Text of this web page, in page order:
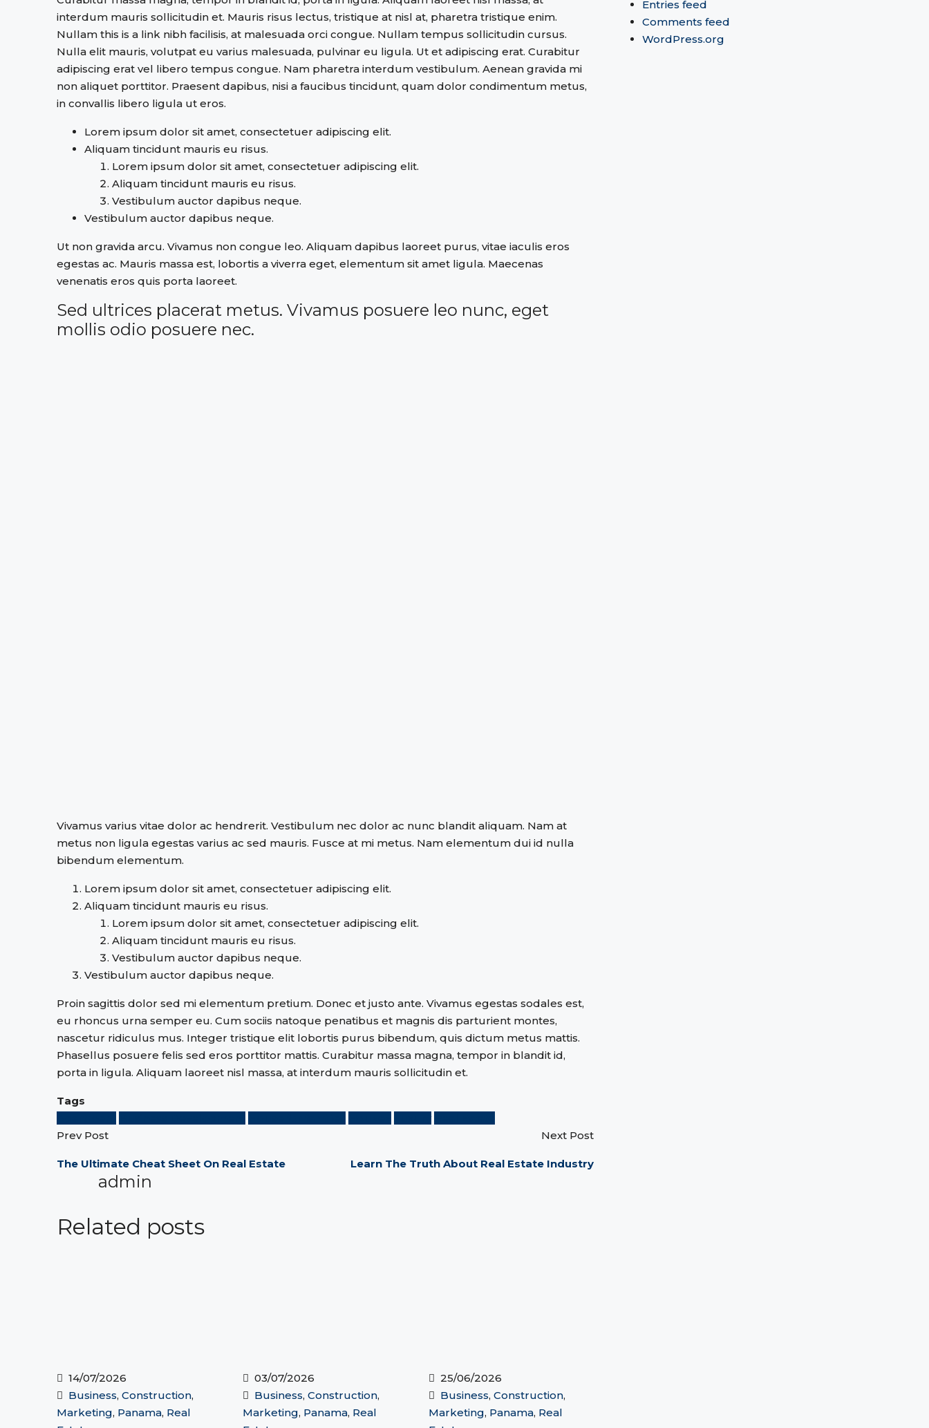
interdum mauris sollicitudin et. Mauris risus lectus, tristique at nisl at, pharetra tristique enim.
Nullam this is a link nibh facilisis, at malesuada orci congue. Nullam tempus sollicitudin cursus.
Nulla elit mauris, volutpat eu varius malesuada, pulvinar eu ligula. Ut et adipiscing erat. Curabitur
adipiscing erat vel libero tempus congue. Nam pharetra interdum vestibulum. Aenean gravida mi
non aliquet porttitor. Praesent dapibus, nisi a faucibus tincidunt, quam dolor condimentum metus,
in convallis libero ligula ut eros.
Lorem ipsum dolor sit amet, consectetuer adipiscing elit.
Aliquam tincidunt mauris eu risus.
Lorem ipsum dolor sit amet, consectetuer adipiscing elit.
Aliquam tincidunt mauris eu risus.
Vestibulum auctor dapibus neque.
Vestibulum auctor dapibus neque.
Ut non gravida arcu. Vivamus non congue leo. Aliquam dapibus laoreet purus, vitae iaculis eros
egestas ac. Mauris massa est, lobortis a viverra eget, elementum sit amet ligula. Maecenas
venenatis eros quis porta laoreet.
Sed ultrices placerat metus. Vivamus posuere leo nunc, eget
mollis odio posuere nec.
Vivamus varius vitae dolor ac hendrerit. Vestibulum nec dolor ac nunc blandit aliquam. Nam at
metus non ligula egestas varius ac sed mauris. Fusce at mi metus. Nam elementum dui id nulla
bibendum elementum.
Lorem ipsum dolor sit amet, consectetuer adipiscing elit.
Aliquam tincidunt mauris eu risus.
Lorem ipsum dolor sit amet, consectetuer adipiscing elit.
Aliquam tincidunt mauris eu risus.
Vestibulum auctor dapibus neque.
Vestibulum auctor dapibus neque.
Proin sagittis dolor sed mi elementum pretium. Donec et justo ante. Vivamus egestas sodales est,
eu rhoncus urna semper eu. Cum sociis natoque penatibus et magnis dis parturient montes,
nascetur ridiculus mus. Integer tristique elit lobortis purus bibendum, quis dictum metus mattis.
Phasellus posuere felis sed eros porttitor mattis. Curabitur massa magna, tempor in blandit id,
porta in ligula. Aliquam laoreet nisl massa, at interdum mauris sollicitudin et.
Tags
Prev Post
The Ultimate Cheat Sheet On Real Estate
Next Post
Learn The Truth About Real Estate Industry
admin
Related posts
14/07/2026
Business, Construction,
Marketing, Panama, Real
03/07/2026
Business, Construction,
Marketing, Panama, Real
25/06/2026
Business, Construction,
Marketing, Panama, Real
Entries feed
Comments feed
WordPress.org